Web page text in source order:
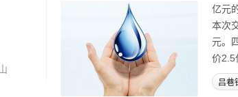
亿元
本次
元。
价2.5
吕巷